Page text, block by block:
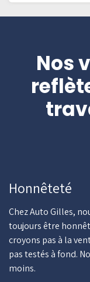
Nos
Honnêteté
Chez Auto Gilles,
toujours être
croyons pas à la
pas testés à fond.
moins.